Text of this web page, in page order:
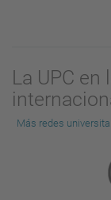
La UPC
Más redes